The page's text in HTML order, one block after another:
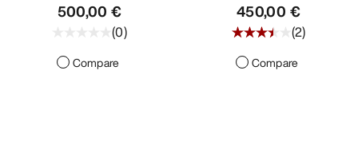
500,00 €
(0)
Compare
450,00 €
(2)
Compare